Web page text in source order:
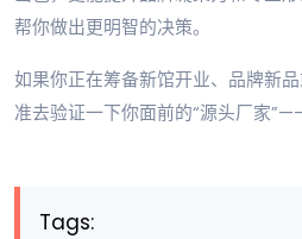
帮你做出更明智的决策。
如果你正在筹备新馆开业、品牌新
准去验证一下你面前的“源头厂家
Tags: